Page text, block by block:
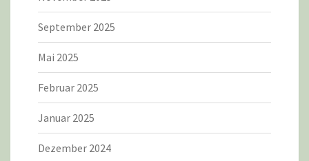
September 2025
Mai 2025
Februar 2025
Januar 2025
Dezember 2024